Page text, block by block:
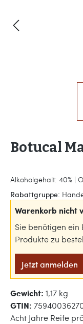
Botucal
Alkoholgehalt: 40% |
Rabattgruppe:
Warenkorb nicht
Sie benötigen ein
Produkte zu
Jetzt anmelden
Gewicht: 1,17 kg
GTIN:
Acht Jahre Reife